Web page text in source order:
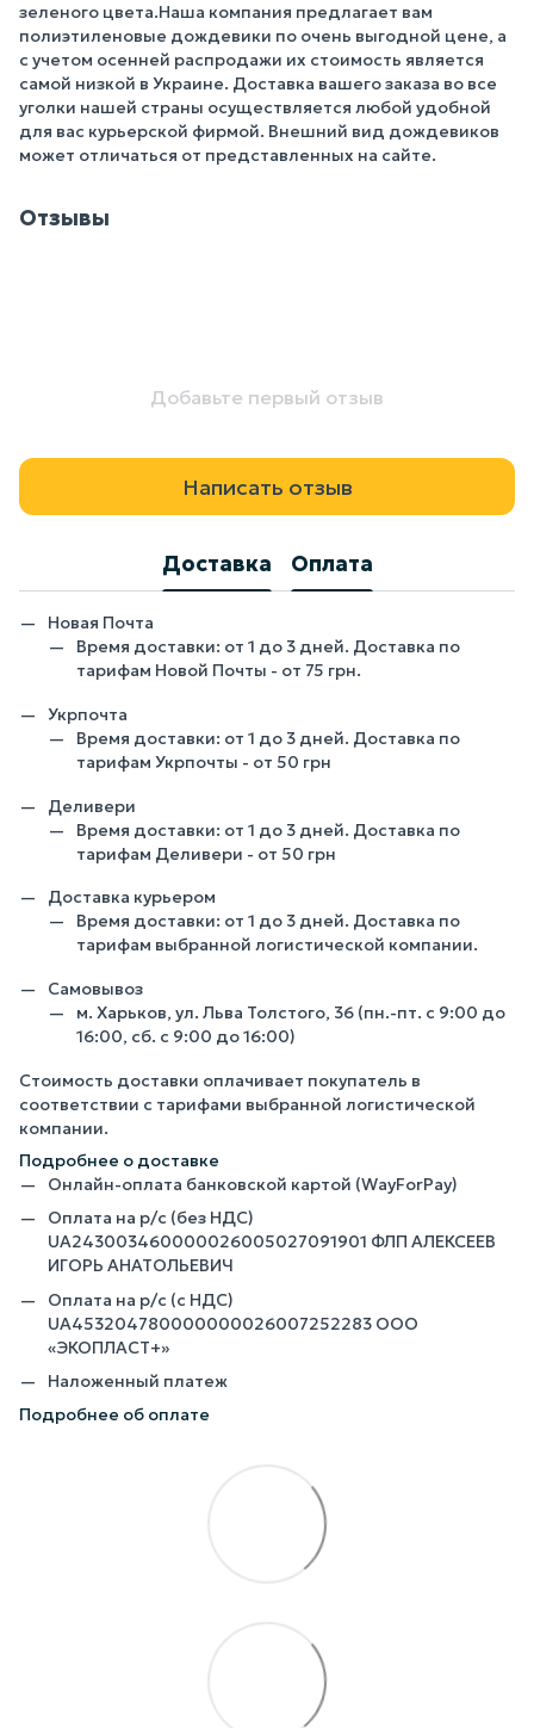
зеленого цвета.Наша компания предлагает вам
полиэтиленовые дождевики по очень выгодной цене, а
с учетом осенней распродажи их стоимость является
самой низкой в Украине. Доставка вашего заказа во все
уголки нашей страны осуществляется любой удобной
для вас курьерской фирмой. Внешний вид дождевиков
может отличаться от представленных на сайте.
Отзывы
Добавьте первый отзыв
Написать отзыв
Доставка Оплата
Новая Почта
Время доставки: от 1 до 3 дней. Доставка по
тарифам Новой Почты - от 75 грн.
Укрпочта
Время доставки: от 1 до 3 дней. Доставка по
тарифам Укрпочты - от 50 грн
Деливери
Время доставки: от 1 до 3 дней. Доставка по
тарифам Деливери - от 50 грн
Доставка курьером
Время доставки: от 1 до 3 дней. Доставка по
тарифам выбранной логистической компании.
Самовывоз
м. Харьков, ул. Льва Толстого, 36 (пн.-пт. с 9:00 до
16:00, сб. с 9:00 до 16:00)
Стоимость доставки оплачивает покупатель в
соответствии с тарифами выбранной логистической
компании.
Подробнее о доставке
Онлайн-оплата банковской картой (WayForPay)
Оплата на р/с (без НДС)
UA243003460000026005027091901 ФЛП АЛЕКСЕЕВ
ИГОРЬ АНАТОЛЬЕВИЧ
Оплата на р/с (с НДС)
UA453204780000000026007252283 ООО
«ЭКОПЛАСТ+»
Наложенный платеж
Подробнее об оплате